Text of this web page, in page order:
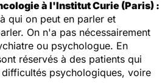
à l'Institut Curie (Paris) :
qui on peut en parler et
On n'a pas nécessairement
ou psychologue. En
réservés à des patients qui
psychologiques, voire